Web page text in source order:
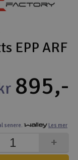
EPP ARF
senere. Les mer
895,-
+